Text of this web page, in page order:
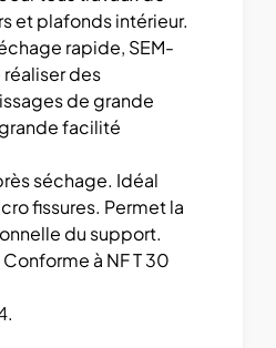
et plafonds intérieur.
rapide, SEM-
des
de grande
facilité
séchage. Idéal
fissures. Permet la
du support.
à NF T 30